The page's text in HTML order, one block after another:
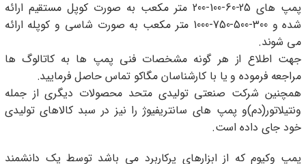
پمپ هاى 25-60-100-200 متر مكعب به صورت كوپل مستقيم ارائه
شده و 300-500-750-1000 متر مكعب به صورت شاسى و كوپله ارائه
مى شوند.
جهت اطلاع از هر گونه مشخصات فنى پمپ ها به كاتالوگ ها
مراجعه فرموده و يا با كارشناسان مگاكو تماس حاصل فرماييد.
همچنين شركت صنعتى توليدى متحد محصولات ديگرى از جمله
ونتيلاتور(دم)و پمپ هاى سانتريفيوژ را نيز در سبد كالاهاى توليدى
خود جاى داده است.
پمپ وکیوم که از ابزارهای پرکاربرد می باشد توسط یک دانشمند